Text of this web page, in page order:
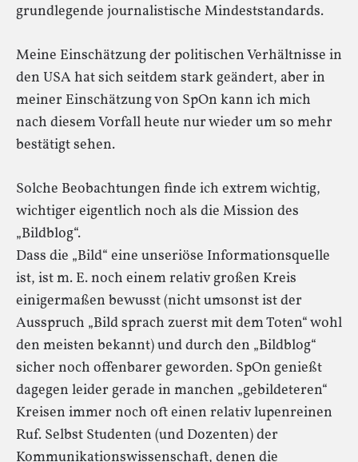
grundlegende journalistische Mindeststandards.
Meine Einschätzung der politischen Verhältnisse in
den USA hat sich seitdem stark geändert, aber in
meiner Einschätzung von SpOn kann ich mich
nach diesem Vorfall heute nur wieder um so mehr
bestätigt sehen.
Solche Beobachtungen finde ich extrem wichtig,
wichtiger eigentlich noch als die Mission des
„Bildblog“.
Dass die „Bild“ eine unseriöse Informationsquelle
ist, ist m. E. noch einem relativ großen Kreis
einigermaßen bewusst (nicht umsonst ist der
Ausspruch „Bild sprach zuerst mit dem Toten“ wohl
den meisten bekannt) und durch den „Bildblog“
sicher noch offenbarer geworden. SpOn genießt
dagegen leider gerade in manchen „gebildeteren“
Kreisen immer noch oft einen relativ lupenreinen
Ruf. Selbst Studenten (und Dozenten) der
Kommunikationswissenschaft, denen die